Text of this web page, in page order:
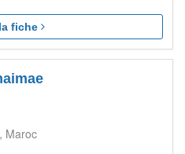
fiche
Maroc